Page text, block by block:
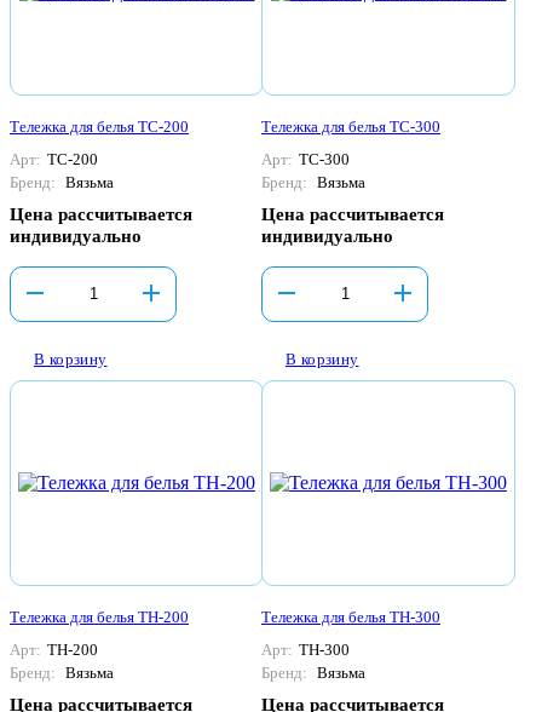
Тележка для белья ТС-200
Арт: ТС-200
Бренд: Вязьма
Цена рассчитывается
индивидуально
В корзину
Тележка для белья ТС-300
Арт: ТС-300
Бренд: Вязьма
Цена рассчитывается
индивидуально
В корзину
Тележка для белья ТН-200
Арт: ТН-200
Бренд: Вязьма
Цена рассчитывается
Тележка для белья ТН-300
Арт: ТН-300
Бренд: Вязьма
Цена рассчитывается